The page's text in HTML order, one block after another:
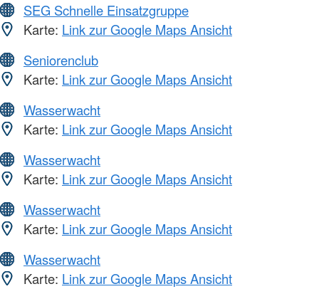
SEG Schnelle Einsatzgruppe
Karte: Link zur Google Maps Ansicht
Seniorenclub
Karte: Link zur Google Maps Ansicht
Wasserwacht
Karte: Link zur Google Maps Ansicht
Wasserwacht
Karte: Link zur Google Maps Ansicht
Wasserwacht
Karte: Link zur Google Maps Ansicht
Wasserwacht
Karte: Link zur Google Maps Ansicht